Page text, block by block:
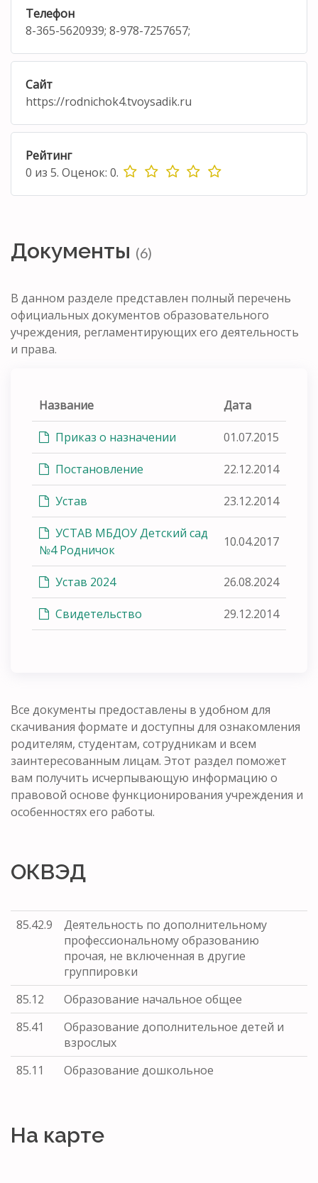
Телефон
8-365-5620939; 8-978-7257657;
Сайт
https://rodnichok4.tvoysadik.ru
Рейтинг
0 из 5. Оценок: 0.
Документы (6)
В данном разделе представлен полный перечень
официальных документов образовательного
учреждения, регламентирующих его деятельность
и права.
Название Дата
Приказ о назначении 01.07.2015
Постановление 22.12.2014
Устав 23.12.2014
УСТАВ МБДОУ Детский сад
№4 Родничок
10.04.2017
Устав 2024 26.08.2024
Свидетельство 29.12.2014
Все документы предоставлены в удобном для
скачивания формате и доступны для ознакомления
родителям, студентам, сотрудникам и всем
заинтересованным лицам. Этот раздел поможет
вам получить исчерпывающую информацию о
правовой основе функционирования учреждения и
особенностях его работы.
ОКВЭД
85.42.9
Деятельность по дополнительному
профессиональному образованию
прочая, не включенная в другие
группировки
85.12
Образование начальное общее
85.41
Образование дополнительное детей и
взрослых
85.11
Образование дошкольное
На карте